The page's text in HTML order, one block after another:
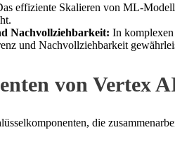
effiziente Skalieren von ML-
Nachvollziehbarkeit: In
und Nachvollziehbarkeit
von Vertex
die